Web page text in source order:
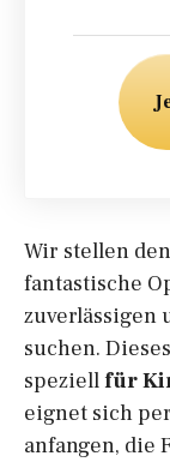
Wir stellen
fantastische
zuverlässigen
suchen.
speziellfür
eignet sich
anfangen, die